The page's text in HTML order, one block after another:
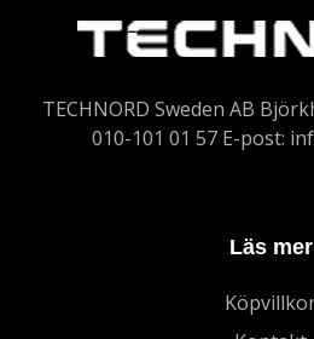
TECHNORD Sweden AB
010-101 01 57 E-post:
Läs mer